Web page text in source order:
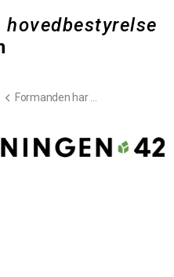
hovedbestyrelse
Formanden har ordet 1-2026